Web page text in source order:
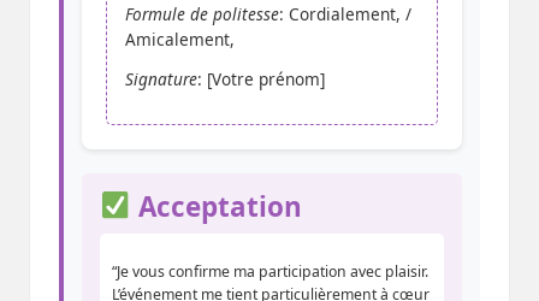
Formule de politesse: Cordialement, /
Amicalement,
Signature: [Votre prénom]
Acceptation
“Je vous confirme ma participation avec plaisir.
L’événement me tient particulièrement à cœur